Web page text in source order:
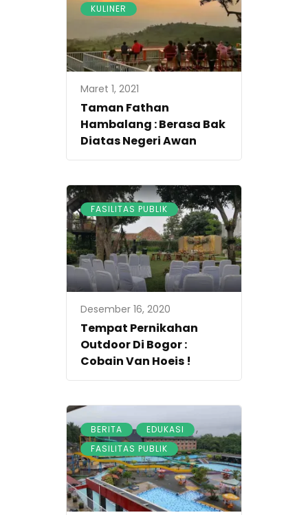
KULINER
Maret 1, 2021
Taman Fathan
Hambalang : Berasa Bak
Diatas Negeri Awan
FASILITAS PUBLIK
Desember 16, 2020
Tempat Pernikahan
Outdoor Di Bogor :
Cobain Van Hoeis !
BERITA , EDUKASI ,
FASILITAS PUBLIK